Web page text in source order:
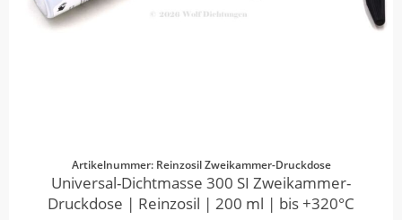
Artikelnummer: Reinzosil Zweikammer-Druckdose
Universal-Dichtmasse 300 SI Zweikammer-
Druckdose | Reinzosil | 200 ml | bis +320°C